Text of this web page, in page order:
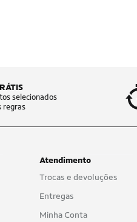
selecionados
regras
Atendimento
Trocas e devoluções
Entregas
Minha Conta